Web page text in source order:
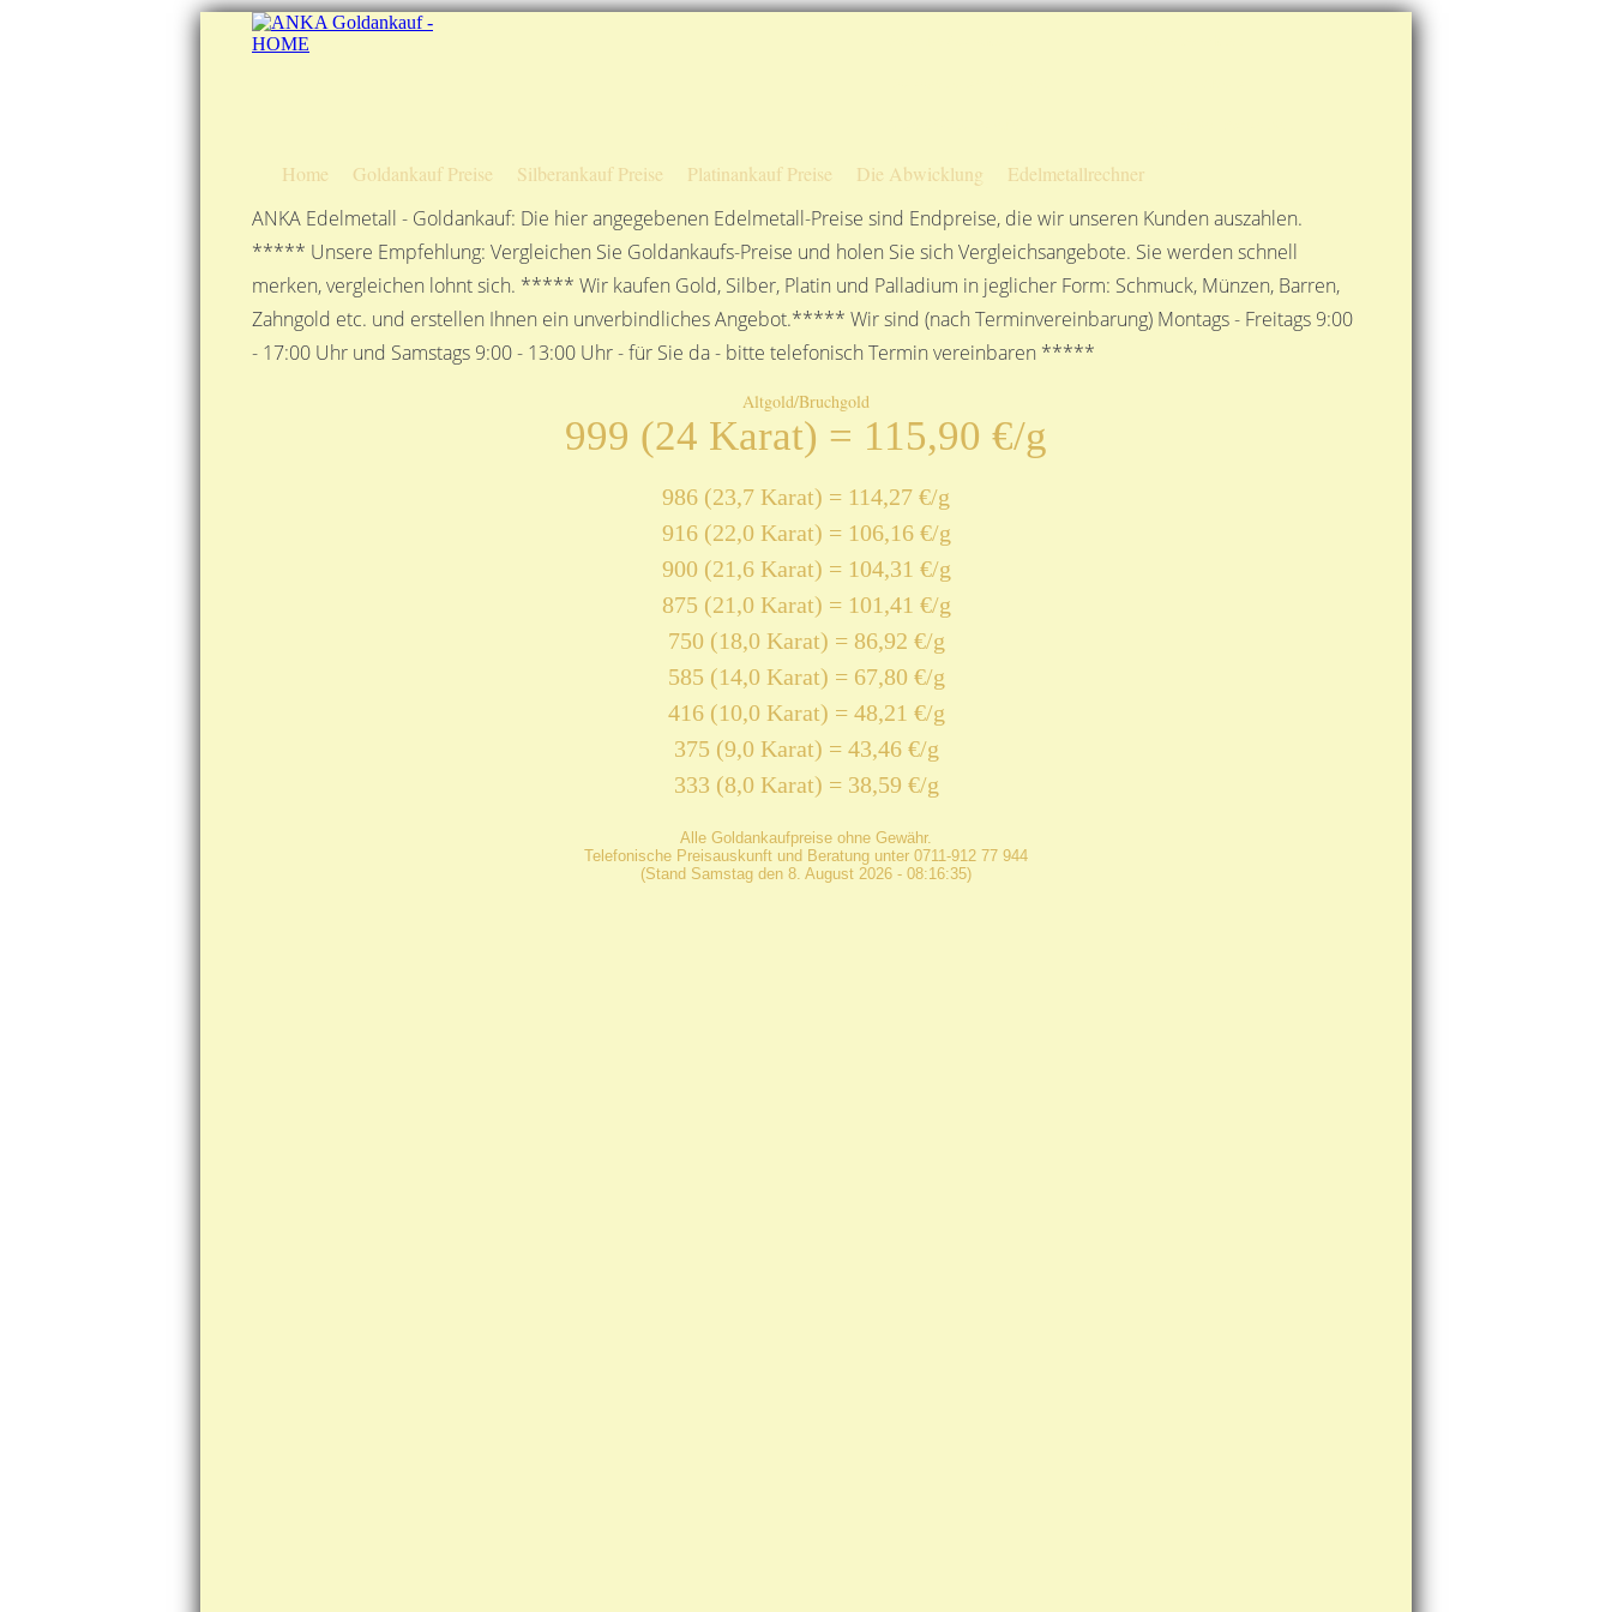
Home Goldankauf Preise Silberankauf Preise Platinankauf Preise Die Abwicklung Edelmetallrechner
ANKA Edelmetall - Goldankauf: Die hier angegebenen Edelmetall-Preise sind Endpreise, die wir unseren Kunden auszahlen.
***** Unsere Empfehlung: Vergleichen Sie Goldankaufs-Preise und holen Sie sich Vergleichsangebote. Sie werden schnell
merken, vergleichen lohnt sich. ***** Wir kaufen Gold, Silber, Platin und Palladium in jeglicher Form: Schmuck, Münzen, Barren,
Zahngold etc. und erstellen Ihnen ein unverbindliches Angebot.***** Wir sind (nach Terminvereinbarung) Montags - Freitags 9:00
- 17:00 Uhr und Samstags 9:00 - 13:00 Uhr - für Sie da - bitte telefonisch Termin vereinbaren *****
Altgold/Bruchgold
999 (24 Karat) = 115,90 €/g
986 (23,7 Karat) = 114,27 €/g
916 (22,0 Karat) = 106,16 €/g
900 (21,6 Karat) = 104,31 €/g
875 (21,0 Karat) = 101,41 €/g
750 (18,0 Karat) = 86,92 €/g
585 (14,0 Karat) = 67,80 €/g
416 (10,0 Karat) = 48,21 €/g
375 (9,0 Karat) = 43,46 €/g
333 (8,0 Karat) = 38,59 €/g
Alle Goldankaufpreise ohne Gewähr.
Telefonische Preisauskunft und Beratung unter 0711-912 77 944
(Stand Samstag den 8. August 2026 - 08:16:35)